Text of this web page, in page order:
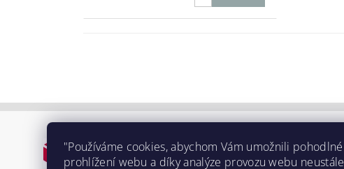
"Používáme cookies, abychom Vám umožnili pohodlné
prohlížení webu a díky analýze provozu webu neustále